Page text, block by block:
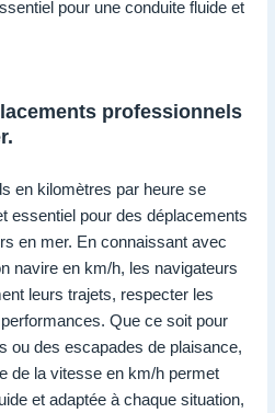
pour une conduite fluide et
professionnels
en kilomètres par heure se
essentiel pour des déplacements
en mer. En connaissant avec
navire en km/h, les navigateurs
leurs trajets, respecter les
Que ce soit pour
ou des escapades de plaisance,
de la vitesse en km/h permet
et adaptée à chaque situation,